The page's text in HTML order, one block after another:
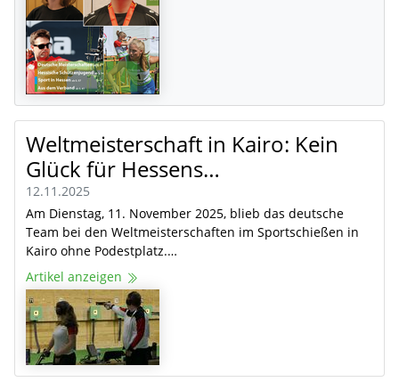
Weltmeisterschaft in Kairo: Kein
Glück für Hessens…
12.11.2025
Am Dienstag, 11. November 2025, blieb das deutsche
Team bei den Weltmeisterschaften im Sportschießen in
Kairo ohne Podestplatz.…
Artikel anzeigen